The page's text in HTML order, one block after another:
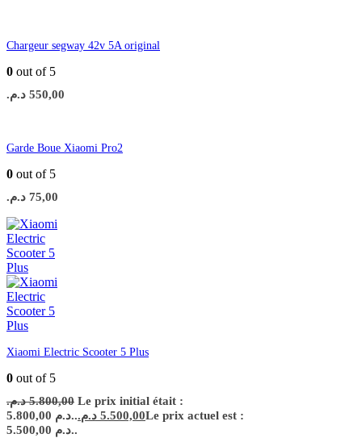
Chargeur segway 42v 5A original
0 out of 5
550,00 د.م.
Garde Boue Xiaomi Pro2
0 out of 5
75,00 د.م.
Xiaomi Electric Scooter 5 Plus
0 out of 5
5.800,00 د.م.
Le prix initial était :
5.800,00 د.م..
5.500,00 د.م.
Le prix actuel est :
5.500,00 د.م..